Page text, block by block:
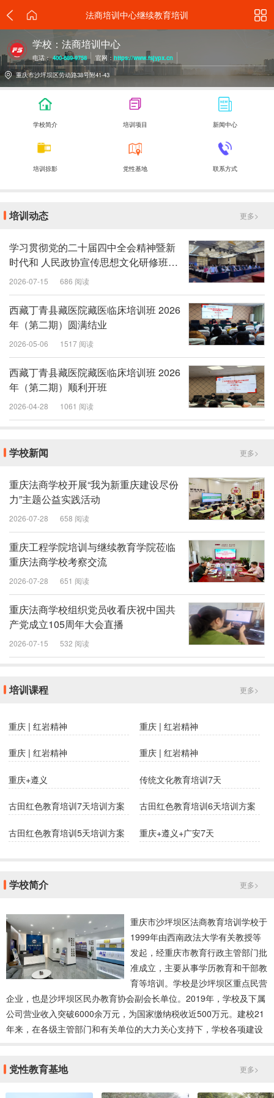
法商培训中心继续教育培训
学校：法商培训中心
电话：400-689-9758 官网： https://www.fsjypx.cn
重庆市沙坪坝区劳动路38号附41-43
学校简介 培训项目 新闻中心
培训掠影 党性基地 联系方式
培训动态 更多>
学习贯彻党的二十届四中全会精神暨新
时代和 人民政协宣传思想文化研修班在
银川开班
2026-07-15 686 阅读
西藏丁青县藏医院藏医临床培训班 2026
年（第二期）圆满结业
2026-05-06 1517 阅读
西藏丁青县藏医院藏医临床培训班 2026
年（第二期）顺利开班
2026-04-28 1061 阅读
学校新闻 更多>
重庆法商学校开展“我为新重庆建设尽份
力”主题公益实践活动
2026-07-28 658 阅读
重庆工程学院培训与继续教育学院莅临
重庆法商学校考察交流
2026-07-28 651 阅读
重庆法商学校组织党员收看庆祝中国共
产党成立105周年大会直播
2026-07-15 532 阅读
培训课程 更多>
重庆 | 红岩精神 重庆 | 红岩精神
重庆 | 红岩精神 重庆 | 红岩精神
重庆+遵义 传统文化教育培训7天
古田红色教育培训7天培训方案 古田红色教育培训6天培训方案
古田红色教育培训5天培训方案 重庆+遵义+广安7天
学校简介 更多>
重庆市沙坪坝区法商教育培训学校于
1999年由西南政法大学有关教授等
发起，经重庆市教育行政主管部门批
准成立，主要从事学历教育和干部教
育等培训。学校是沙坪坝区重点民营
企业，也是沙坪坝区民办教育协会副会长单位。2019年，学校及下属
公司营业收入突破6000余万元，为国家缴纳税收近500万元。建校21
年来，在各级主管部门和有关单位的大力关心支持下，学校各项建设
以来，为国家人才培养作出了一
党性教育基地 更多>